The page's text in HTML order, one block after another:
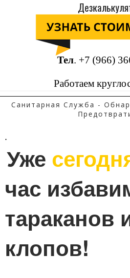
Тел. +7 (966)
Работаем
Санитарная Служба -
.
Уже
час
тараканов
клопов!